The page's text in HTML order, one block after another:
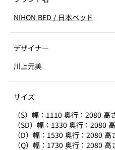
NIHON BED / 日本ベッド
デザイナー
川上元美
サイズ
（S）幅：1110 奥行：2080 高
（SD）幅：1330 奥行：2080
（D）幅：1530 奥行：2080 高
（Q）幅：1730 奥行：2080